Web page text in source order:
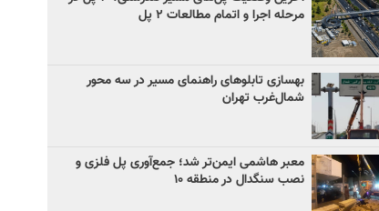
مرحله اجرا و اتمام مطالعات ۲ پل
بهسازی تابلوهای راهنمای مسیر در سه محور
شمال‌غرب تهران
معبر هاشمی ایمن‌تر شد؛ جمع‌آوری پل فلزی و
نصب سنگدال در منطقه ۱۰